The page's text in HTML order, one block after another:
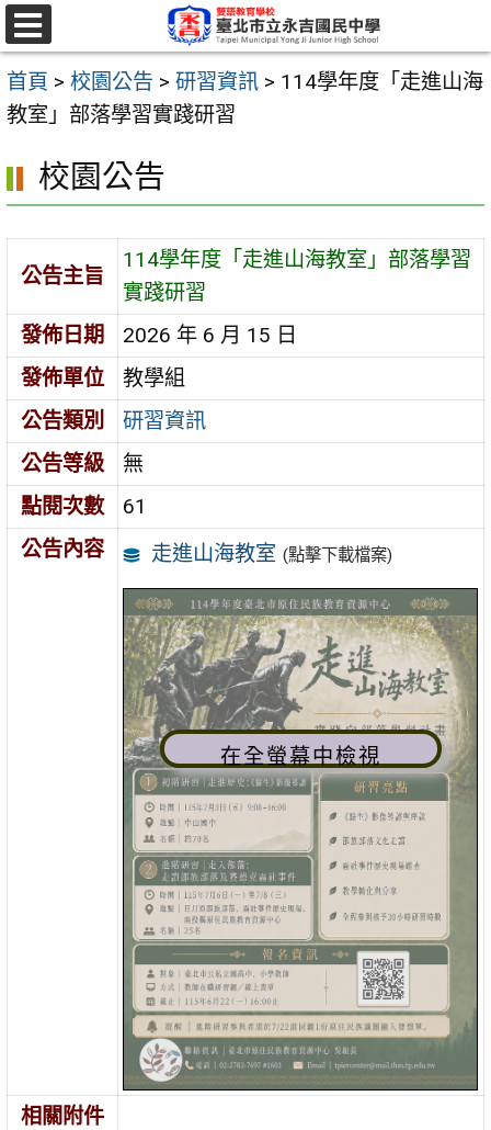
跳
至
主
要
區
選
單
首頁 > 校園公告 > 研習資訊 > 114學年度「走進山海
教室」部落學習實踐研習
校園公告
公告主旨
114學年度「走進山海教室」部落學習
實踐研習
發佈日期
2026 年 6 月 15 日
發佈單位
教學組
公告類別
研習資訊
公告等級
無
點閱次數
61
公告內容
走進山海教室 (點擊下載檔案)
在全螢幕中檢視
相關附件